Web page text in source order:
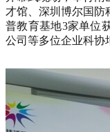
才馆、深圳博尔国防
普教育基地3家单位
公司等多位企业科协